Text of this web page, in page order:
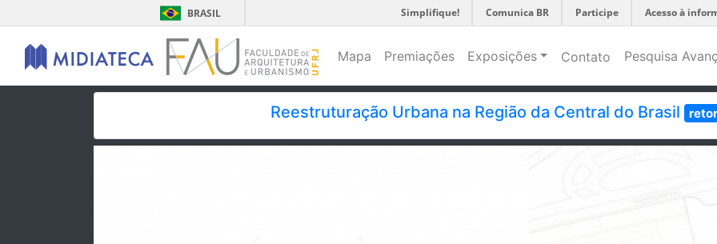
BRASIL Simplifique! Comunica BR Participe Acesso à
Mapa Premiações Exposições Contato Pesquisa
Reestruturação Urbana na Região da Central do Brasil